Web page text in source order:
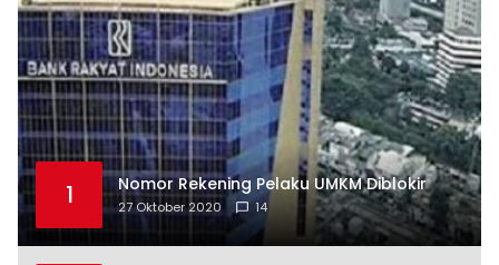
1 Nomor Rekening Pelaku UMKM Diblokir
27 Oktober 2020 14